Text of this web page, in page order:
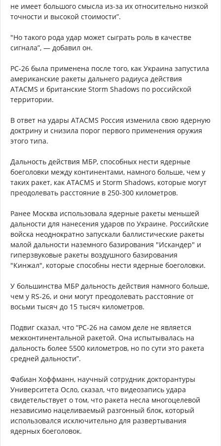
не имеет большого смысла из-за их относительно низкой
точности и высокой стоимости”.
"Но такого рода удар может сыграть роль в качестве
сигнала”, — добавил он.
РС-26 была применена после того, как Украина запустила
американские ракеты дальнего радиуса действия
ATACMS и британские Storm Shadows по российской
территории.
В ответ на удары ATACMS Россия изменила свою ядерную
доктрину и снизила порог первого применения оружия
этого типа.
Дальность действия МБР, способных нести ядерные
боеголовки между континентами, намного больше, чем у
таких ракет, как ATACMS и Storm Shadows, которые могут
преодолевать расстояние в 250-300 километров.
Ранее Москва использовала ядерные ракеты меньшей
дальности для нанесения ударов по Украине. Российские
войска неоднократно запускали баллистические ракеты
малой дальности наземного базирования "Искандер" и
гиперзвуковые ракеты воздушного базирования
"Кинжал", которые способны нести ядерные боеголовки.
У большинства МБР дальность действия намного больше,
чем у RS-26, и они могут преодолевать расстояние от
восьми тысяч до 15 тысяч километров.
Подвиг сказал, что “РС-26 на самом деле не является
межконтинентальной ракетой. Она испытывалась на
дальность более 5500 километров, но по сути это ракета
средней дальности”.
Фабиан Хоффманн, научный сотрудник докторантуры
Университета Осло, сказал, что видеозапись удара
свидетельствует о том, что ракета несла многоцелевой
независимо нацеливаемый разгонный блок, который
использовался исключительно для развертывания
ядерных боеголовок.